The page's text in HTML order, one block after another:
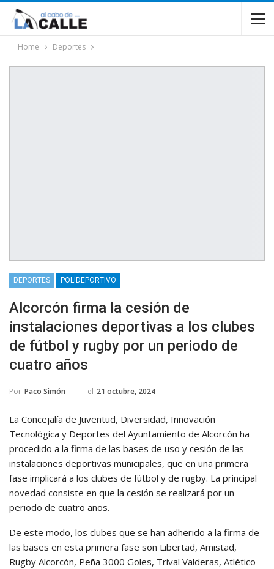
Home Deportes
DEPORTES POLIDEPORTIVO
Alcorcón firma la cesión de
instalaciones deportivas a los clubes
de fútbol y rugby por un periodo de
cuatro años
Por Paco Simón el 21 octubre, 2024
La Concejalía de Juventud, Diversidad, Innovación
Tecnológica y Deportes del Ayuntamiento de Alcorcón ha
procedido a la firma de las bases de uso y cesión de las
instalaciones deportivas municipales, que en una primera
fase implicará a los clubes de fútbol y de rugby. La principal
novedad consiste en que la cesión se realizará por un
periodo de cuatro años.
De este modo, los clubes que se han adherido a la firma de
las bases en esta primera fase son Libertad, Amistad,
Rugby Alcorcón, Peña 3000 Goles, Trival Valderas, Atlético